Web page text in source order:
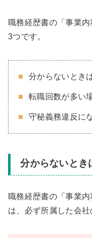
職務経歴書の「事業
3つです。
分からないとき
転職回数が多い
守秘義務違反に
分からないとき
職務経歴書の「事業
は、必ず所属した会社